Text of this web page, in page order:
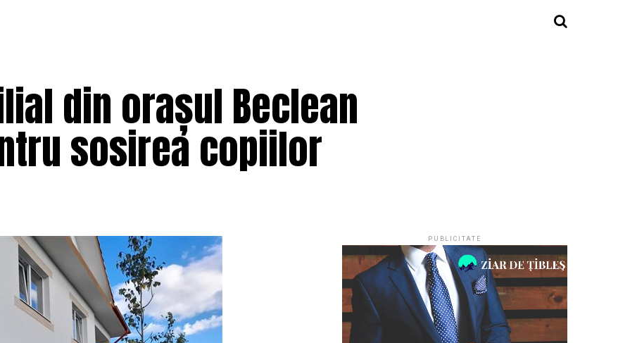
din orașul Beclean
sosirea copiilor
PUBLICITATE